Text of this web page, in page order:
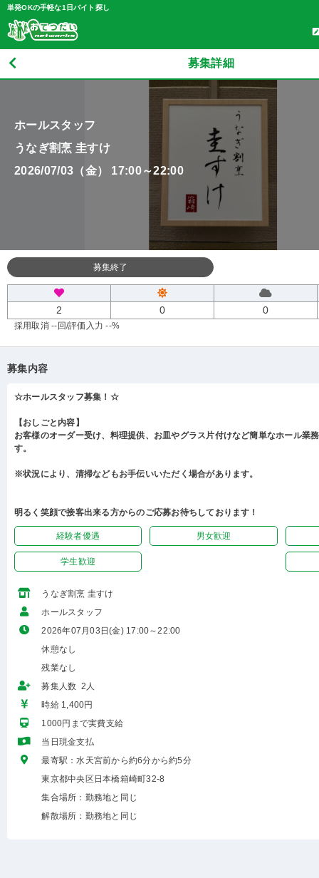
単発OKの手軽な1日バイト探し
募集詳細
ホールスタッフ
うなぎ割烹 圭すけ
2026/07/03（金） 17:00～22:00
募集終了
2 0 0
採用取消 --回/評価入力 --%
募集内容
☆ホールスタッフ募集！☆
【おしごと内容】
お客様のオーダー受け、料理提供、お皿やグラス片付けなど簡単なホール業
す。
※状況により、清掃などもお手伝いいただく場合があります。
明るく笑顔で接客出来る方からのご応募お待ちしております！
経験者優遇 男女歓迎
学生歓迎
うなぎ割烹 圭すけ
ホールスタッフ
2026年07月03日(金) 17:00～22:00
休憩なし
残業なし
募集人数 2人
時給 1,400円
1000円まで実費支給
当日現金支払
最寄駅：水天宮前から約6分から約5分
東京都中央区日本橋箱崎町32-8
集合場所：勤務地と同じ
解散場所：勤務地と同じ